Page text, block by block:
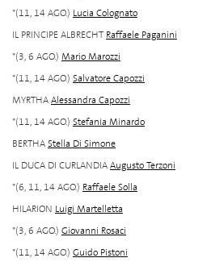
*(11, 14 AGO.) Lucia Colognato
IL PRINCIPE ALBRECHT Raffaele Paganini
*(3, 6 AGO.) Mario Marozzi
*(11, 14 AGO.) Salvatore Capozzi
MYRTHAAlessandra Capozzi
*(11, 14 AGO.) Stefania Minardo
BERTHAStella Di Simone
IL DUCA DI CURLANDIAAugusto Terzoni
*(6, 11, 14 AGO.) Raffaele Solla
HILARION Luigi Martelletta
*(3, 6 AGO.) Giovanni Rosaci
*(11, 14 AGO.) Guido Pistoni